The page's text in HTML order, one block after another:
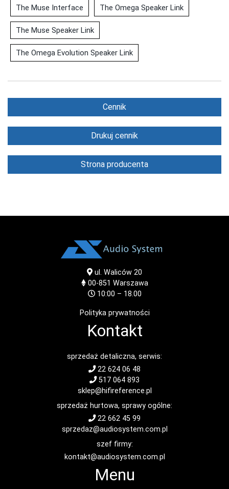
The Muse Interface The Omega Speaker Link
The Muse Speaker Link
The Omega Evolution Speaker Link
Cennik
Drukuj cennik
Strona producenta
ul. Waliców 20
00-851 Warszawa
10:00 – 18.00
Polityka prywatności
Kontakt
sprzedaż detaliczna, serwis:
22 624 06 48
517 064 893
sklep@hifireference.pl
sprzedaż hurtowa, sprawy ogólne:
22 662 45 99
sprzedaz@audiosystem.com.pl
szef firmy:
kontakt@audiosystem.com.pl
Menu